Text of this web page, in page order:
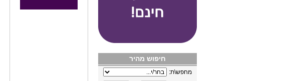
חיפוש מהיר
מחפש\ת: